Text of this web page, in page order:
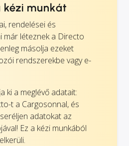
kézi munkát
rendelései és
már léteznek a Directo
másolja ezeket
rendszerekbe vagy e-
ki a meglévő adatait:
t a Cargosonnal, és
adatokat az
Ez a kézi munkából